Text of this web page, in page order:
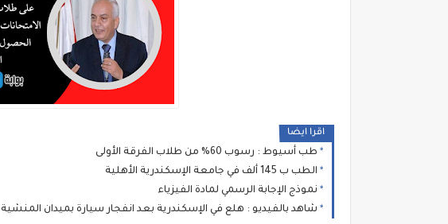
اقرا ايضا
طب أسيوط : رسوب 60% من طلاب الفرقة الأولى
الطب ب 145 ألف في جامعة الإسكندرية الأهلية
نموذج الإجابة الرسمي لمادة الفيزياء
شاهد بالفيديو : هلع في الإسكندرية بعد انفجار سيارة بميدان المنشية